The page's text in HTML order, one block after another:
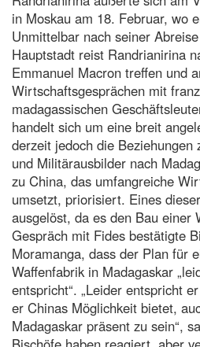
in Moskau am 18. Februar, wo
Unmittelbar nach seiner
Hauptstadt reist Randrianirina
Emmanuel Macron treffen und
Wirtschaftsgesprächen mit
madagassischen
handelt sich um eine breit
derzeit jedoch die Beziehungen
und Militärausbilder nach
zu China, das umfangreiche
umsetzt, priorisiert. Eines
ausgelöst, da es den Bau einer
Gespräch mit Fides bestätigte
Moramanga, dass der Plan für
Waffenfabrik in Madagaskar
entspricht“. „Leider entspricht
er Chinas Möglichkeit bietet,
Madagaskar präsent zu sein“,